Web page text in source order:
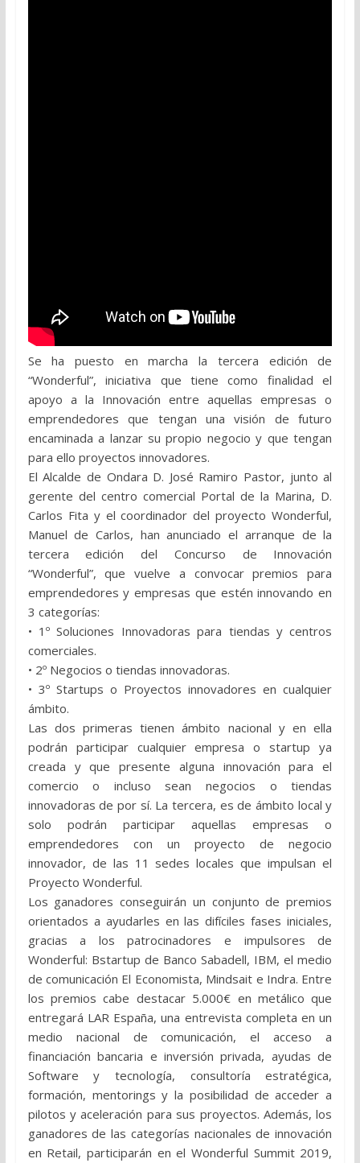
Se ha puesto en marcha la tercera edición de
“Wonderful”, iniciativa que tiene como finalidad el
apoyo a la Innovación entre aquellas empresas o
emprendedores que tengan una visión de futuro
encaminada a lanzar su propio negocio y que tengan
para ello proyectos innovadores.
El Alcalde de Ondara D. José Ramiro Pastor, junto al
gerente del centro comercial Portal de la Marina, D.
Carlos Fita y el coordinador del proyecto Wonderful,
Manuel de Carlos, han anunciado el arranque de la
tercera edición del Concurso de Innovación
“Wonderful”, que vuelve a convocar premios para
emprendedores y empresas que estén innovando en
3 categorías:
• 1º Soluciones Innovadoras para tiendas y centros
comerciales.
• 2º Negocios o tiendas innovadoras.
• 3º Startups o Proyectos innovadores en cualquier
ámbito.
Las dos primeras tienen ámbito nacional y en ella
podrán participar cualquier empresa o startup ya
creada y que presente alguna innovación para el
comercio o incluso sean negocios o tiendas
innovadoras de por sí. La tercera, es de ámbito local y
solo podrán participar aquellas empresas o
emprendedores con un proyecto de negocio
innovador, de las 11 sedes locales que impulsan el
Proyecto Wonderful.
Los ganadores conseguirán un conjunto de premios
orientados a ayudarles en las difíciles fases iniciales,
gracias a los patrocinadores e impulsores de
Wonderful: Bstartup de Banco Sabadell, IBM, el medio
de comunicación El Economista, Mindsait e Indra. Entre
los premios cabe destacar 5.000€ en metálico que
entregará LAR España, una entrevista completa en un
medio nacional de comunicación, el acceso a
financiación bancaria e inversión privada, ayudas de
Software y tecnología, consultoría estratégica,
formación, mentorings y la posibilidad de acceder a
pilotos y aceleración para sus proyectos. Además, los
ganadores de las categorías nacionales de innovación
en Retail, participarán en el Wonderful Summit 2019,